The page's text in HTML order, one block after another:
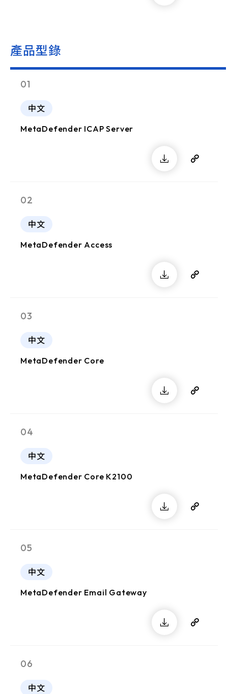
產品型錄
01
中文
MetaDefender ICAP Server
02
中文
MetaDefender Access
03
中文
MetaDefender Core
04
中文
MetaDefender Core K2100
05
中文
MetaDefender Email Gateway
06
中文